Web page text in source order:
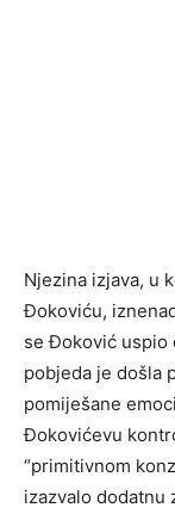
Njezina izjava, u
Đokoviću,
se Đoković uspio
pobjeda je došla
pomiješane
Đokovićevu
“primitivnom
izazvalo dodatnu